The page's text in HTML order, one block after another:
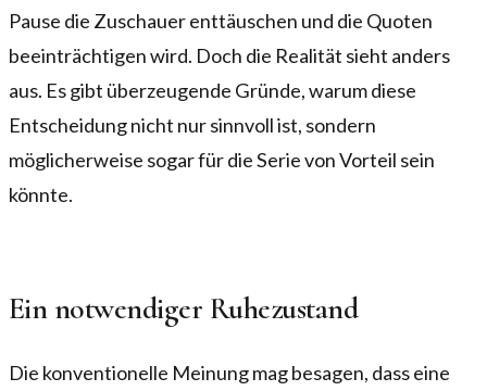
Pause die Zuschauer enttäuschen und die Quoten
beeinträchtigen wird. Doch die Realität sieht anders
aus. Es gibt überzeugende Gründe, warum diese
Entscheidung nicht nur sinnvoll ist, sondern
möglicherweise sogar für die Serie von Vorteil sein
könnte.
Ein notwendiger Ruhezustand
Die konventionelle Meinung mag besagen, dass eine